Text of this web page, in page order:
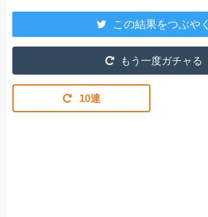
この結果をつぶやく
もう一度ガチャる
10連